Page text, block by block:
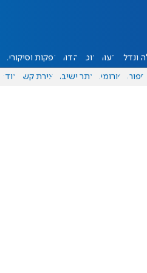
ונדל"ן דעות אוכל יהדות הפקות וסיקורים
ספורט פורומים אתר ישיבה יצירת קשר עוד